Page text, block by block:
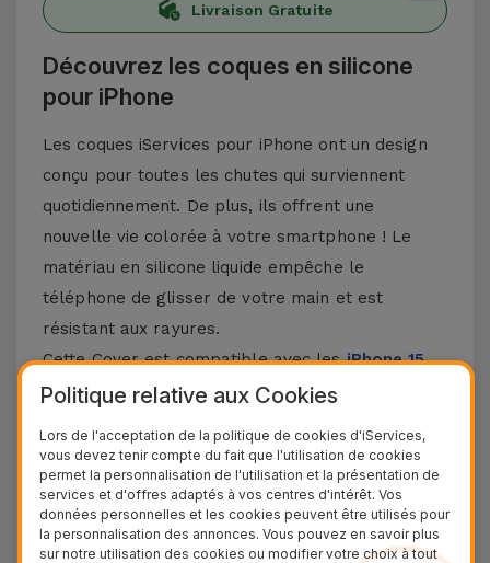
Livraison Gratuite
Découvrez les coques en silicone
pour iPhone
Les coques iServices pour iPhone ont un design
conçu pour toutes les chutes qui surviennent
quotidiennement. De plus, ils offrent une
nouvelle vie colorée à votre smartphone ! Le
matériau en silicone liquide empêche le
téléphone de glisser de votre main et est
résistant aux rayures.
Cette Cover est compatible avec lesiPhone 15,
14, 13, 12, entre autres, ainsi qu'avec le modèle le
Protection à 3 couches avec coques en
silicone
Nos coques en silicone pour iPhone ont une
Politique relative aux Cookies
Lors de l'acceptation de la politique de cookies d'iServices,
vous devez tenir compte du fait que l'utilisation de cookies
permet la personnalisation de l'utilisation et la présentation de
services et d'offres adaptés à vos centres d'intérêt. Vos
données personnelles et les cookies peuvent être utilisés pour
la personnalisation des annonces. Vous pouvez en savoir plus
sur notre utilisation des cookies ou modifier votre choix à tout